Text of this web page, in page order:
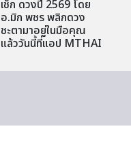
เช็ก ดวงปี 2569 โดย
อ.มิก พชร พลิกดวง
ชะตามาอยู่ในมือคุณ
แล้ววันนี้ที่แอป MTHAI